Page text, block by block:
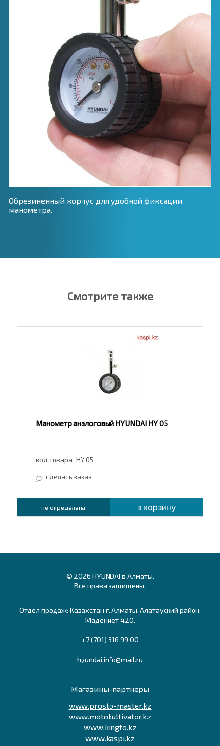
Обрезиненный корпус для удобной фиксации
манометра.
Смотрите также
Манометр аналоговый HYUNDAI HY 05
код товара: HY 05
сделать заказ
не определена в корзину
© 2026 HYUNDAI в Алматы.
Все права защищены.
Отдел продаж: Казахстан г. Алматы. Алатауский район,
Мадениет 420.
+7 (701) 316 99 00
hyundai.info@mail.ru
Магазины-партнеры
www.prosto-master.kz
www.motokultivator.kz
www.kingfo.kz
www.kaspi.kz